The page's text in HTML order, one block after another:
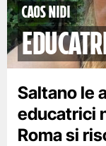
Caos nidi
Saltano le
educatrici
Roma si